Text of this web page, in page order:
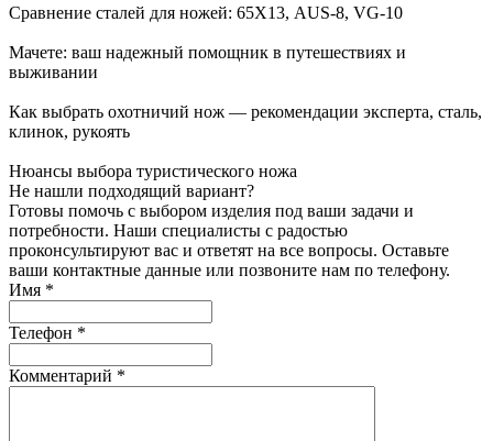
Сравнение сталей для ножей: 65Х13, AUS-8, VG-10
Мачете: ваш надежный помощник в путешествиях и
выживании
Как выбрать охотничий нож — рекомендации эксперта, сталь,
клинок, рукоять
Нюансы выбора туристического ножа
Не нашли подходящий вариант?
Готовы помочь с выбором изделия под ваши задачи и
потребности. Наши специалисты с радостью
проконсультируют вас и ответят на все вопросы. Оставьте
ваши контактные данные или позвоните нам по телефону.
Имя *
Телефон *
Комментарий *